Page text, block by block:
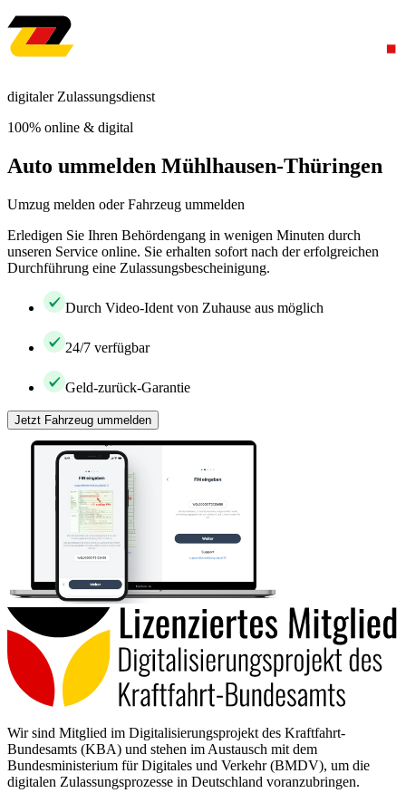
digitaler Zulassungsdienst
100% online & digital
Auto ummelden Mühlhausen-Thüringen
Umzug melden oder Fahrzeug ummelden
Erledigen Sie Ihren Behördengang in wenigen Minuten durch
unseren Service online. Sie erhalten sofort nach der erfolgreichen
Durchführung eine Zulassungsbescheinigung.
Durch Video-Ident von Zuhause aus möglich
24/7 verfügbar
Geld-zurück-Garantie
Jetzt Fahrzeug ummelden
Wir sind Mitglied im Digitalisierungsprojekt des Kraftfahrt-
Bundesamts (KBA) und stehen im Austausch mit dem
Bundesministerium für Digitales und Verkehr (BMDV), um die
digitalen Zulassungsprozesse in Deutschland voranzubringen.